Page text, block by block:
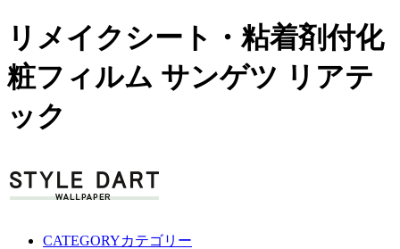
リメイクシート・粘着剤付化
粧フィルム サンゲツ リアテ
ック
CATEGORYカテゴリー